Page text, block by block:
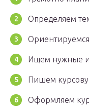
Определяем
Ищем нужные
Пишем
Оформляем